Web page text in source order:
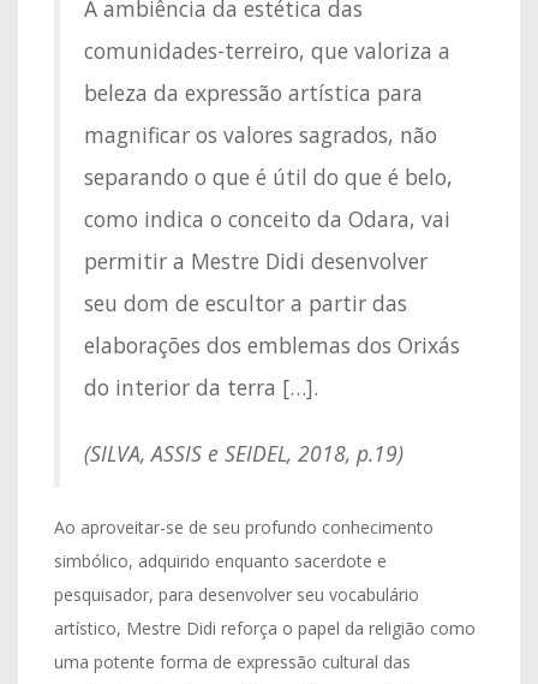
A ambiência da estética das
comunidades-terreiro, que valoriza a
beleza da expressão artística para
magnificar os valores sagrados, não
separando o que é útil do que é belo,
como indica o conceito da Odara, vai
permitir a Mestre Didi desenvolver
seu dom de escultor a partir das
elaborações dos emblemas dos Orixás
do interior da terra […].
(SILVA, ASSIS e SEIDEL, 2018, p.19)
Ao aproveitar-se de seu profundo conhecimento
simbólico, adquirido enquanto sacerdote e
pesquisador, para desenvolver seu vocabulário
artístico, Mestre Didi reforça o papel da religião como
uma potente forma de expressão cultural das